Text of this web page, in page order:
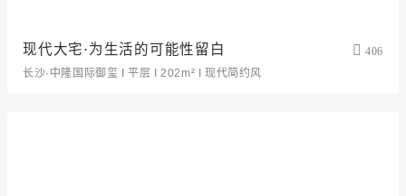
现代大宅·为生活的可能性留白
406
长沙·中隆国际御玺 I 平层 I 202m² I 现代简约风